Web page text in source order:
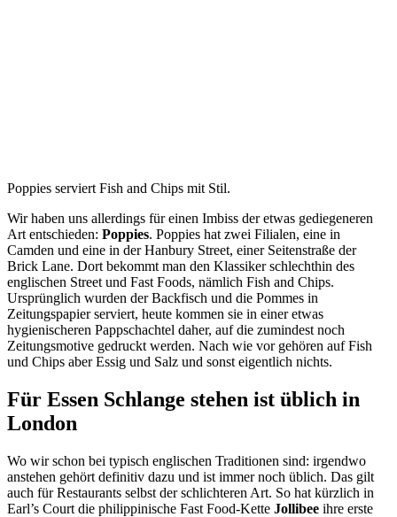
Poppies serviert Fish and Chips mit Stil.
Wir haben uns allerdings für einen Imbiss der etwas gediegeneren
Art entschieden: Poppies. Poppies hat zwei Filialen, eine in
Camden und eine in der Hanbury Street, einer Seitenstraße der
Brick Lane. Dort bekommt man den Klassiker schlechthin des
englischen Street und Fast Foods, nämlich Fish and Chips.
Ursprünglich wurden der Backfisch und die Pommes in
Zeitungspapier serviert, heute kommen sie in einer etwas
hygienischeren Pappschachtel daher, auf die zumindest noch
Zeitungsmotive gedruckt werden. Nach wie vor gehören auf Fish
und Chips aber Essig und Salz und sonst eigentlich nichts.
Für Essen Schlange stehen ist üblich in
London
Wo wir schon bei typisch englischen Traditionen sind: irgendwo
anstehen gehört definitiv dazu und ist immer noch üblich. Das gilt
auch für Restaurants selbst der schlichteren Art. So hat kürzlich in
Earl’s Court die philippinische Fast Food-Kette Jollibee ihre erste